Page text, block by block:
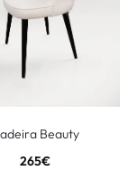
Beauty
265€